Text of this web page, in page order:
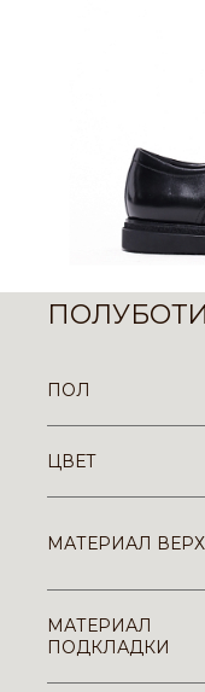
ПОЛ
ЦВЕТ
МАТЕРИАЛ
МАТЕРИАЛ
ПОДКЛАДКИ